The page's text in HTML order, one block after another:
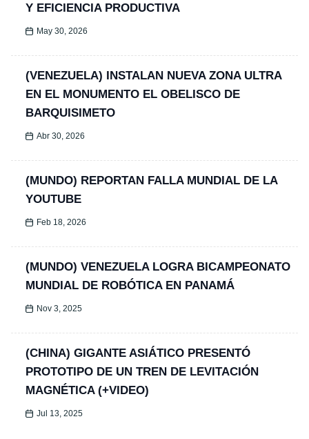
Y EFICIENCIA PRODUCTIVA
May 30, 2026
(VENEZUELA) INSTALAN NUEVA ZONA ULTRA
EN EL MONUMENTO EL OBELISCO DE
BARQUISIMETO
Abr 30, 2026
(MUNDO) REPORTAN FALLA MUNDIAL DE LA
YOUTUBE
Feb 18, 2026
(MUNDO) VENEZUELA LOGRA BICAMPEONATO
MUNDIAL DE ROBÓTICA EN PANAMÁ
Nov 3, 2025
(CHINA) GIGANTE ASIÁTICO PRESENTÓ
PROTOTIPO DE UN TREN DE LEVITACIÓN
MAGNÉTICA (+VIDEO)
Jul 13, 2025